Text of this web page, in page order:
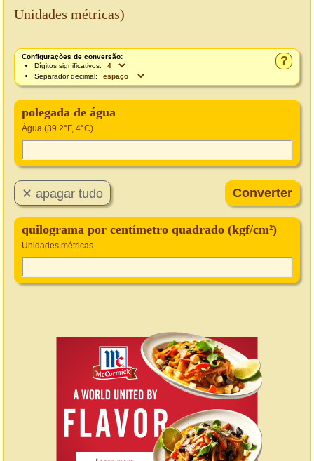
Unidades métricas)
?
Configurações de conversão:
Dígitos significativos:
Separador decimal:
polegada de água
Água (39.2°F, 4°C)
quilograma por centímetro quadrado (kgf/cm²)
Unidades métricas